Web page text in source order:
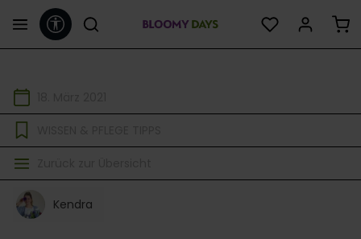
springenWerkzeugleiste anzeigen
Kendra